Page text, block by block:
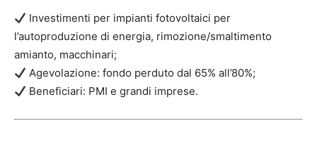
Investimenti per impianti fotovoltaici per
l’autoproduzione di energia, rimozione/smaltimento
amianto, macchinari;
Agevolazione: fondo perduto dal 65% all’80%;
Beneficiari: PMI e grandi imprese.